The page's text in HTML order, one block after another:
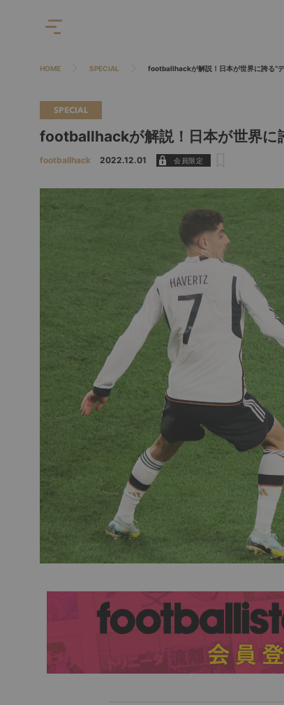
HOME SPECIAL footballhackが解説！日本が世界に誇る“
SPECIAL
footballhackが解説！日本が世界に
footballhack 2022.12.01